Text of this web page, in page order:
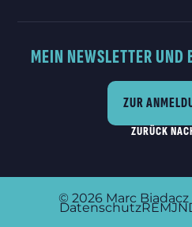
MEIN NEWSLETTER UND
ZUR
ZURÜCK
© 2026 Marc
Datenschutz